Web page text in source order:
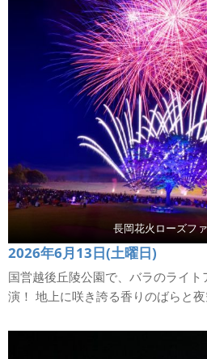
長岡花火ローズフ
2026年6月13日(土曜日)
国営越後丘陵公園で、バラのライ
演！ 地上に咲き誇る香りのばらと